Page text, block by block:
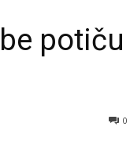
potiču
0